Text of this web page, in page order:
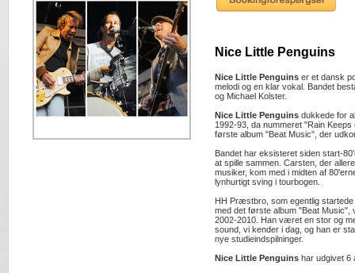
Nice Little Penguins
Nice Little Penguins er et dansk
melodi og en klar vokal. Bandet
og Michael Kolster.
Nice Little Penguins dukkede for
1992-93, da nummeret "Rain
første album "Beat Music", der
Bandet har eksisteret siden start-
at spille sammen. Carsten, der
musiker, kom med i midten af
lynhurtigt sving i tourbogen.
HH Præstbro, som egentlig
med det første album "Beat
2002-2010. Han været en stor og
sound, vi kender i dag, og han er
nye studieindspilninger.
Nice Little Penguins har udgivet 6